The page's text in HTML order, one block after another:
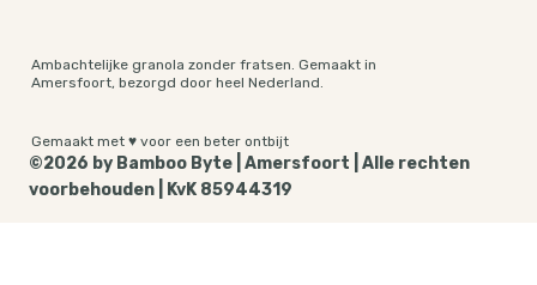
Ambachtelijke granola zonder fratsen. Gemaakt in
Amersfoort, bezorgd door heel Nederland.
Gemaakt met ♥ voor een beter ontbijt
©2026 by Bamboo Byte | Amersfoort | Alle rechten
voorbehouden | KvK 85944319